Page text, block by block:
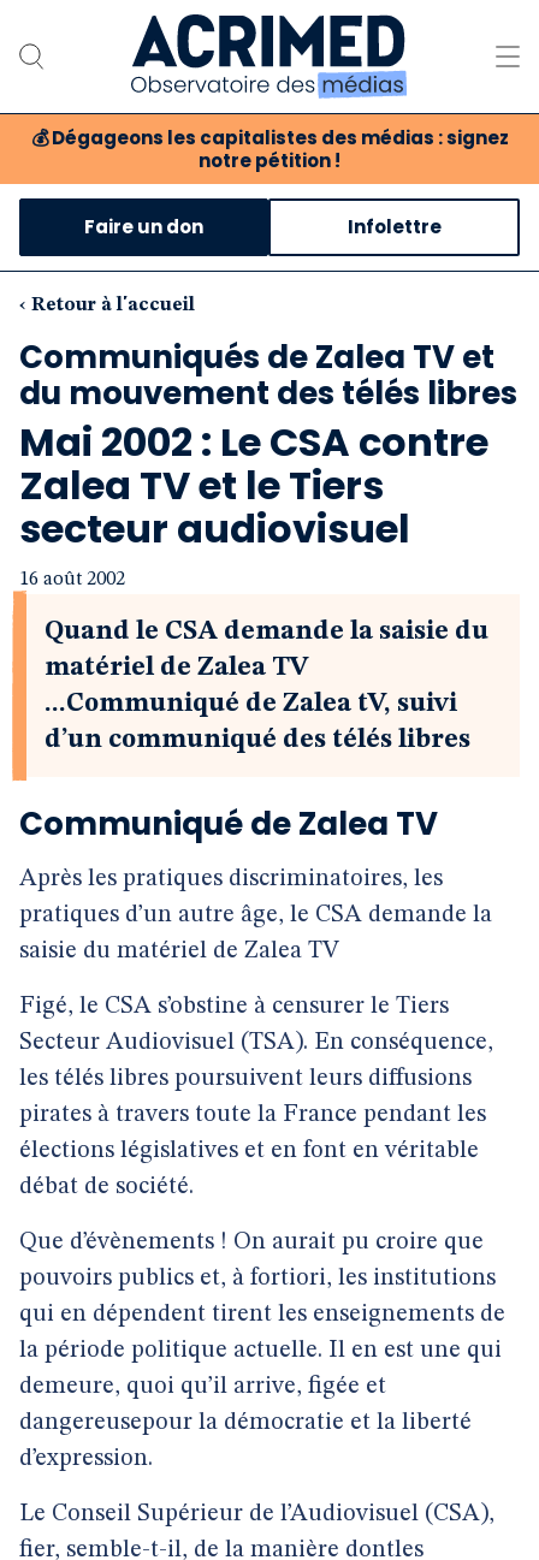
💰 Dégageons les capitalistes des médias : signez
notre pétition !
Notre association
Notre critique des médias
Nos propositions
Notre revue
Boutique
Faire un don Infolettre
‹ Retour à l'accueil
Communiqués de Zalea TV et
du mouvement des télés libres
Mai 2002 : Le CSA contre
Zalea TV et le Tiers
secteur audiovisuel
16 août 2002
Quand le CSA demande la saisie du
matériel de Zalea TV
...Communiqué de Zalea tV, suivi
d’un communiqué des télés libres
Communiqué de Zalea TV
Après les pratiques discriminatoires, les
pratiques d’un autre âge, le CSA demande la
saisie du matériel de Zalea TV
Figé, le CSA s’obstine à censurer le Tiers
Secteur Audiovisuel (TSA). En conséquence,
les télés libres poursuivent leurs diffusions
pirates à travers toute la France pendant les
élections législatives et en font en véritable
débat de société.
Que d’évènements ! On aurait pu croire que
pouvoirs publics et, à fortiori, les institutions
qui en dépendent tirent les enseignements de
la période politique actuelle. Il en est une qui
demeure, quoi qu’il arrive, figée et
dangereusepour la démocratie et la liberté
d’expression.
Le Conseil Supérieur de l’Audiovisuel (CSA),
fier, semble-t-il, de la manière dontles